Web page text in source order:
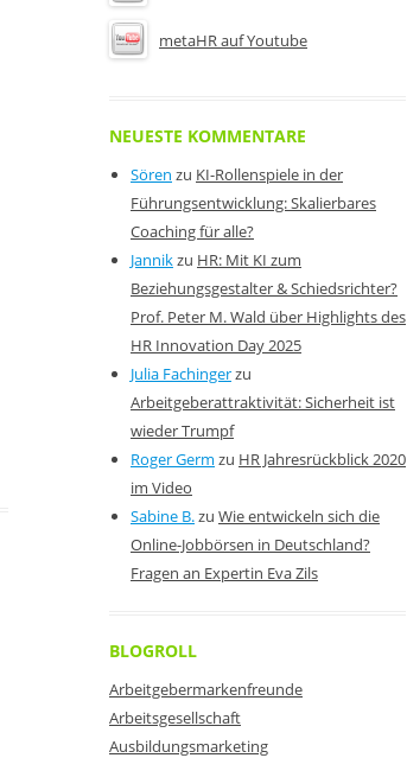
metaHR auf Youtube
NEUESTE KOMMENTARE
Sören zu KI-Rollenspiele in der
Führungsentwicklung: Skalierbares
Coaching für alle?
Jannikzu HR: Mit KI zum
Beziehungsgestalter & Schiedsrichter?
Prof. Peter M. Wald über Highlights des
HR Innovation Day 2025
Julia Fachingerzu
Arbeitgeberattraktivität: Sicherheit ist
wieder Trumpf
Roger Germ zu HR Jahresrückblick 2020
im Video
Sabine B.zu Wie entwickeln sich die
Online-Jobbörsen in Deutschland?
Fragen an Expertin Eva Zils
BLOGROLL
Arbeitgebermarkenfreunde
Arbeitsgesellschaft
Ausbildungsmarketing